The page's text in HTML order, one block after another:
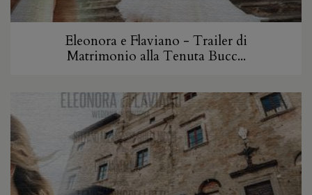
Eleonora e Flaviano - Trailer di
Matrimonio alla Tenuta Bucc...